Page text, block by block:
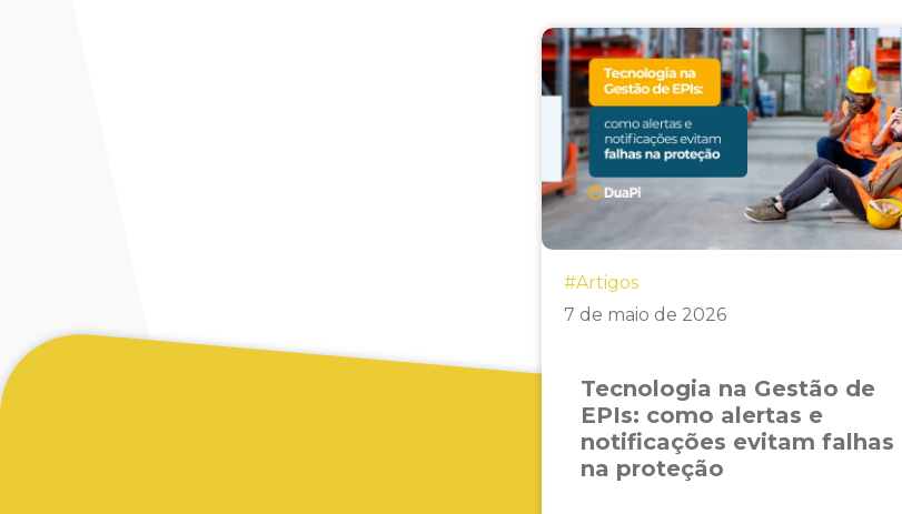
#Artigos
7 de maio de 2026
Tecnologia na Gestão de
EPIs: como alertas e
notificações evitam falhas
na proteção